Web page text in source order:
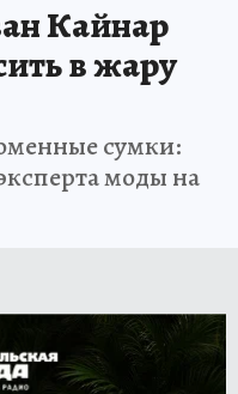
Кайнар
в жару
сумки:
моды на